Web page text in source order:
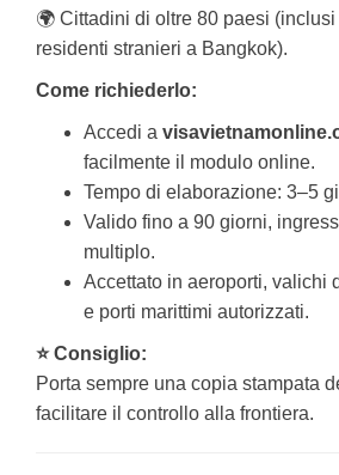
🌍 Cittadini di oltre 80 paesi
residenti stranieri a Bangkok).
Come richiederlo:
Accedi a
facilmente il modulo online.
Tempo di elaborazione: 3–5
Valido fino a 90 giorni,
multiplo.
Accettato in aeroporti, valichi
e porti marittimi autorizzati.
⭐ Consiglio:
Porta sempre una copia stampata
facilitare il controllo alla frontiera.